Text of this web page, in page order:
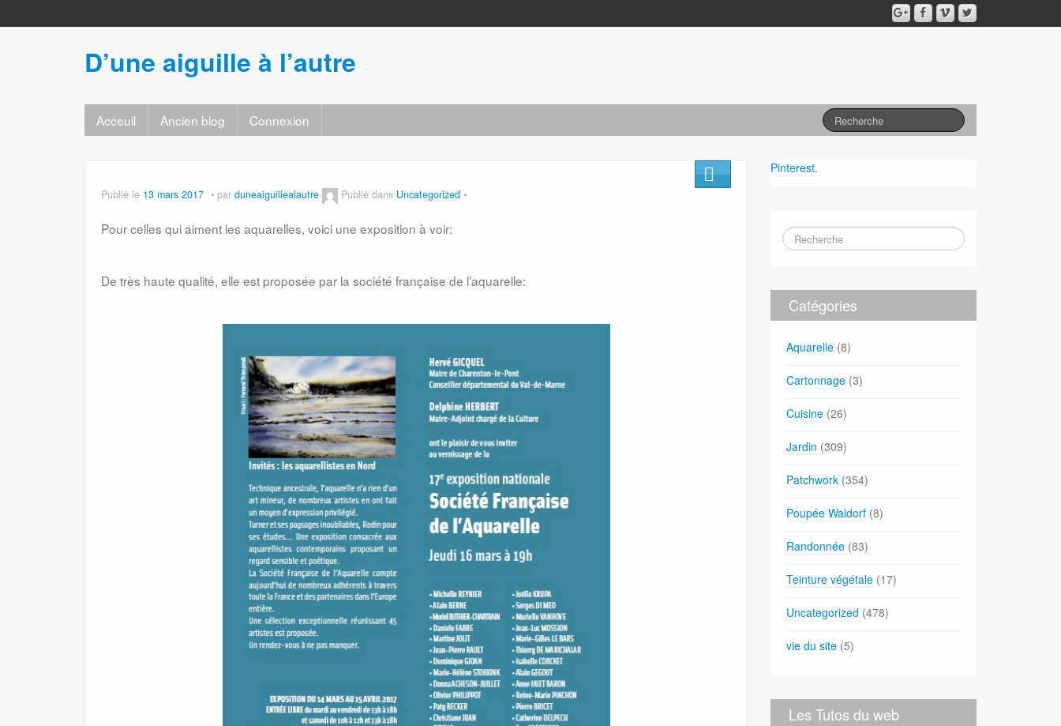
D’une aiguille à l’autre
Acceuil Ancien blog Connexion
Publié le 13 mars 2017 par duneaiguillealautre Publié dans Uncategorized
Pour celles qui aiment les aquarelles, voici une exposition à voir:
De très haute qualité, elle est proposée par la société française de l’aquarelle:
Pinterest.
Catégories
Aquarelle (8)
Cartonnage (3)
Cuisine (26)
Jardin (309)
Patchwork (354)
Poupée Waldorf (8)
Randonnée (83)
Teinture végétale (17)
Uncategorized (478)
vie du site (5)
Les Tutos du web